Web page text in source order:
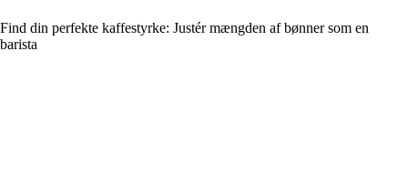
Find din perfekte kaffestyrke: Justér mængden af bønner som en
barista